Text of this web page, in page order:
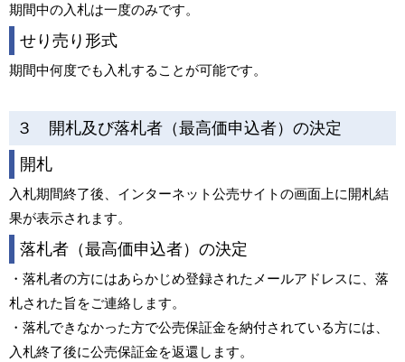
期間中の入札は一度のみです。
せり売り形式
期間中何度でも入札することが可能です。
３ 開札及び落札者（最高価申込者）の決定
開札
入札期間終了後、インターネット公売サイトの画面上に開札結
果が表示されます。
落札者（最高価申込者）の決定
・落札者の方にはあらかじめ登録されたメールアドレスに、落
札された旨をご連絡します。
・落札できなかった方で公売保証金を納付されている方には、
入札終了後に公売保証金を返還します。